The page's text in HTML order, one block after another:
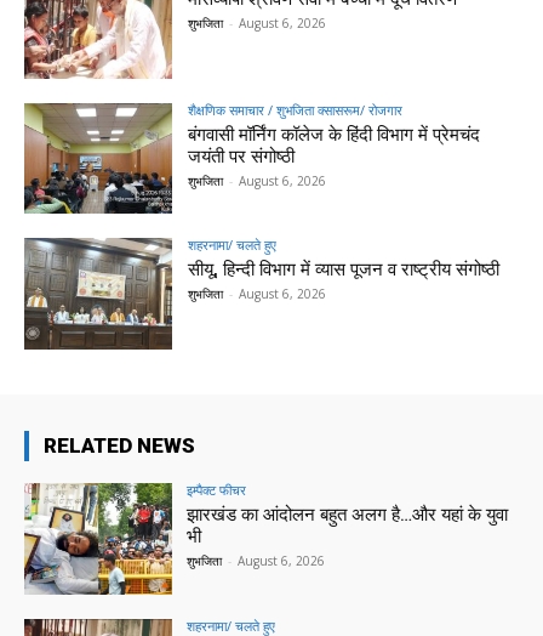
शुभजिता - August 6, 2026
शैक्षणिक समाचार / शुभजिता क्सासरूम/ रोजगार
बंगवासी मॉर्निंग कॉलेज के हिंदी विभाग में प्रेमचंद
जयंती पर संगोष्ठी
शुभजिता - August 6, 2026
शहरनामा/ चलते हुए
सीयू, हिन्दी विभाग में व्यास पूजन व राष्ट्रीय संगोष्ठी
शुभजिता - August 6, 2026
RELATED NEWS
इम्पैक्ट फीचर
झारखंड का आंदोलन बहुत अलग है…और यहां के युवा
भी
शुभजिता - August 6, 2026
शहरनामा/ चलते हुए